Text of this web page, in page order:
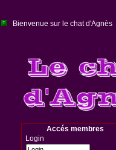
Bienvenue sur le chat d'Agnès
Accés membres
Login